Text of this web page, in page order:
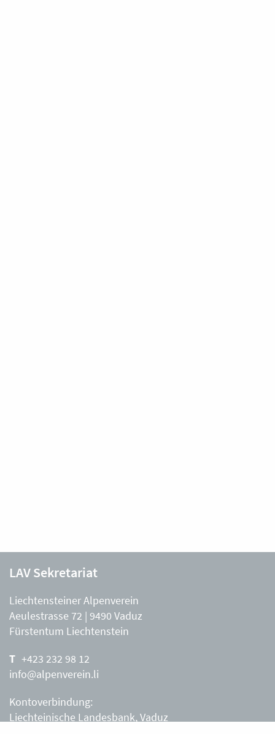
LAV Sekretariat
Liechtensteiner Alpenverein
Aeulestrasse 72 | 9490 Vaduz
Fürstentum Liechtenstein
+423 232 98 12
info@alpenverein.li
Kontoverbindung:
Liechteinische Landesbank, Vaduz